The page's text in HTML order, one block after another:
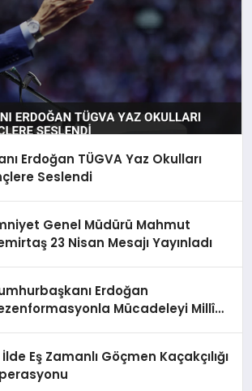
Erdoğan TÜGVA Yaz Okulları
Seslendi
Genel Müdürü Mahmut
23 Nisan Mesajı Yayınladı
Erdoğan
Mücadeleyi Millî
İlde Eş Zamanlı Göçmen Kaçakçılığı